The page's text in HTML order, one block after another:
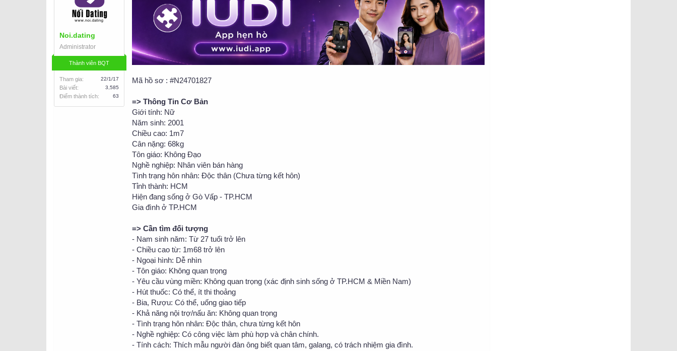
Noi.dating
Administrator
Thành viên BQT
Tham gia 22/1/17
Bài viết 3,585
Điểm thành tích 63
Mã hồ sơ : #N24701827
=> Thông Tin Cơ Bản
Giới tính: Nữ
Năm sinh: 2001
Chiều cao: 1m7
Cân nặng: 68kg
Tôn giáo: Không Đạo
Nghề nghiệp: Nhân viên bán hàng
Tình trạng hôn nhân: Độc thân (Chưa từng kết hôn)
Tỉnh thành: HCM
Hiện đang sống ở Gò Vấp - TP.HCM
Gia đình ở TP.HCM
=> Cần tìm đối tượng
- Nam sinh năm: Từ 27 tuổi trở lên
- Chiều cao từ: 1m68 trở lên
- Ngoại hình: Dễ nhìn
- Tôn giáo: Không quan trọng
- Yêu cầu vùng miền: Không quan trọng (xác định sinh sống ở TP.HCM & Miền Nam)
- Hút thuốc: Có thể, ít thi thoảng
- Bia, Rượu: Có thể, uống giao tiếp
- Khả năng nội trợ/nấu ăn: Không quan trọng
- Tình trạng hôn nhân: Độc thân, chưa từng kết hôn
- Nghề nghiệp: Có công việc làm phù hợp và chân chính.
- Tính cách: Thích mẫu người đàn ông biết quan tâm, galang, có trách nhiệm gia đình.